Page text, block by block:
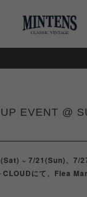
EVENT @
~ 7/21(Sun)、7/
にて、Flea